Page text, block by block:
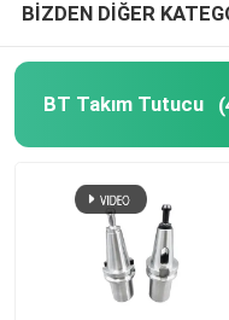
BİZDEN DİĞER
BT Takım Tutucu